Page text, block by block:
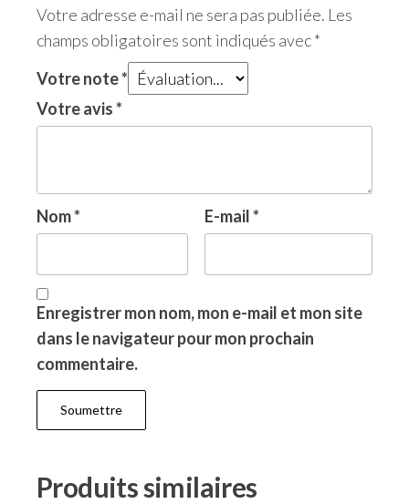
Votre adresse e-mail ne sera pas publiée. Les
champs obligatoires sont indiqués avec*
Votre note*
Votre avis*
Nom* E-mail*
Enregistrer mon nom, mon e-mail et mon site
dans le navigateur pour mon prochain
commentaire.
Produits similaires